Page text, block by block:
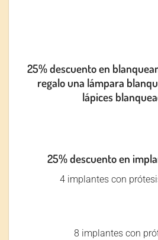
25% descuento en
regalo una lámpara
lápices
25% descuento en
4 implantes con
8 implantes con